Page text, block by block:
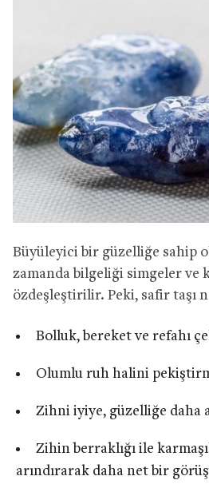
Büyüleyici bir güzelliğe sahip
zamanda bilgeliği simgeler ve
özdeşleştirilir. Peki, safir taşı
Bolluk, bereket ve refahı
Olumlu ruh halini
Zihni iyiye, güzelliğe daha
Zihin berraklığı ile
arındırarak daha net bir